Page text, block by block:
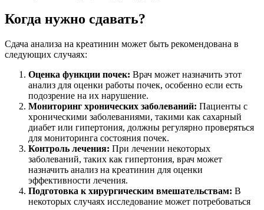
Когда нужно сдавать?
Сдача анализа на креатинин может быть рекомендована в
следующих случаях:
Оценка функции почек: Врач может назначить этот
анализ для оценки работы почек, особенно если есть
подозрение на их нарушение.
Мониторинг хронических заболеваний: Пациенты с
хроническими заболеваниями, такими как сахарный
диабет или гипертония, должны регулярно проверяться
для мониторинга состояния почек.
Контроль лечения: При лечении некоторых
заболеваний, таких как гипертония, врач может
назначить анализ на креатинин для оценки
эффективности лечения.
Подготовка к хирургическим вмешательствам: В
некоторых случаях исследование может потребоваться